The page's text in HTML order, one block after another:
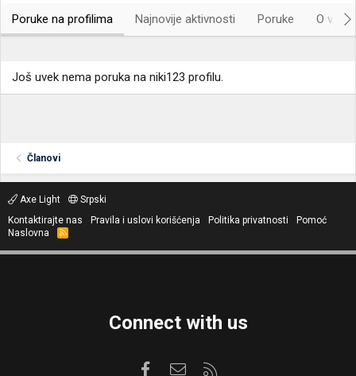
Poruke na profilima Najnovije aktivnosti Poruke O
Još uvek nema poruka na niki123 profilu.
Članovi
Axe Light
Srpski
Kontaktirajte nas
Pravila i uslovi korišćenja Politika privatnosti
Pomoć
Naslovna
R
S
Connect with us
FacebookKontaktirajte nas